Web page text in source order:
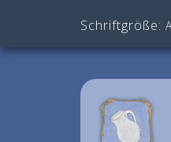
Schriftgröße: